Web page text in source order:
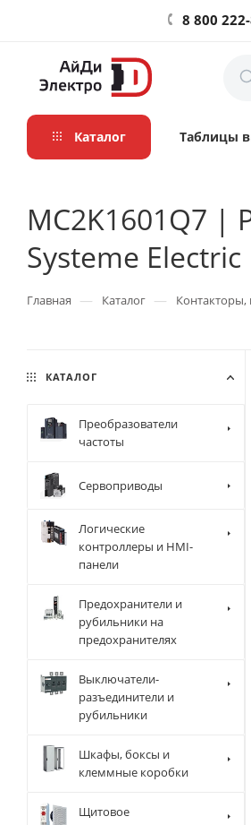
8 800
Каталог Таблицы
MC2K1601Q7 |
Systeme Electric
Главная — Каталог — Контакторы,
КАТАЛОГ
Преобразователи
частоты
Сервоприводы
Логические
контроллеры и HMI-
панели
Предохранители и
рубильники на
предохранителях
Выключатели-
разъединители и
рубильники
Шкафы, боксы и
клеммные коробки
Щитовое